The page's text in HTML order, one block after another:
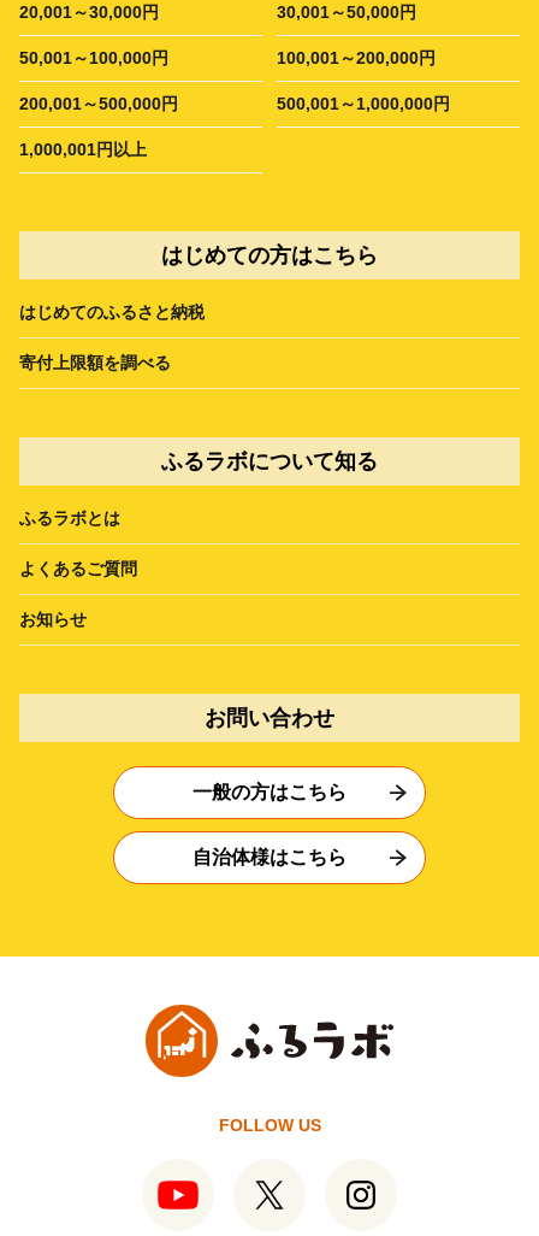
20,001～30,000円 30,001～50,000円
50,001～100,000円 100,001～200,000円
200,001～500,000円 500,001～1,000,000円
1,000,001円以上
はじめての方はこちら
はじめてのふるさと納税
寄付上限額を調べる
ふるラボについて知る
ふるラボとは
よくあるご質問
お知らせ
お問い合わせ
一般の方はこちら
自治体様はこちら
FOLLOW US